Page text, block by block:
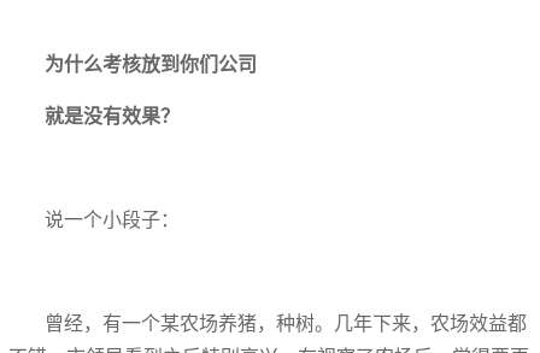
为什么考核放到你们公司
就是没有效果？
说一个小段子：
曾经，有一个某农场养猪，种树。几年下来，农场效益都